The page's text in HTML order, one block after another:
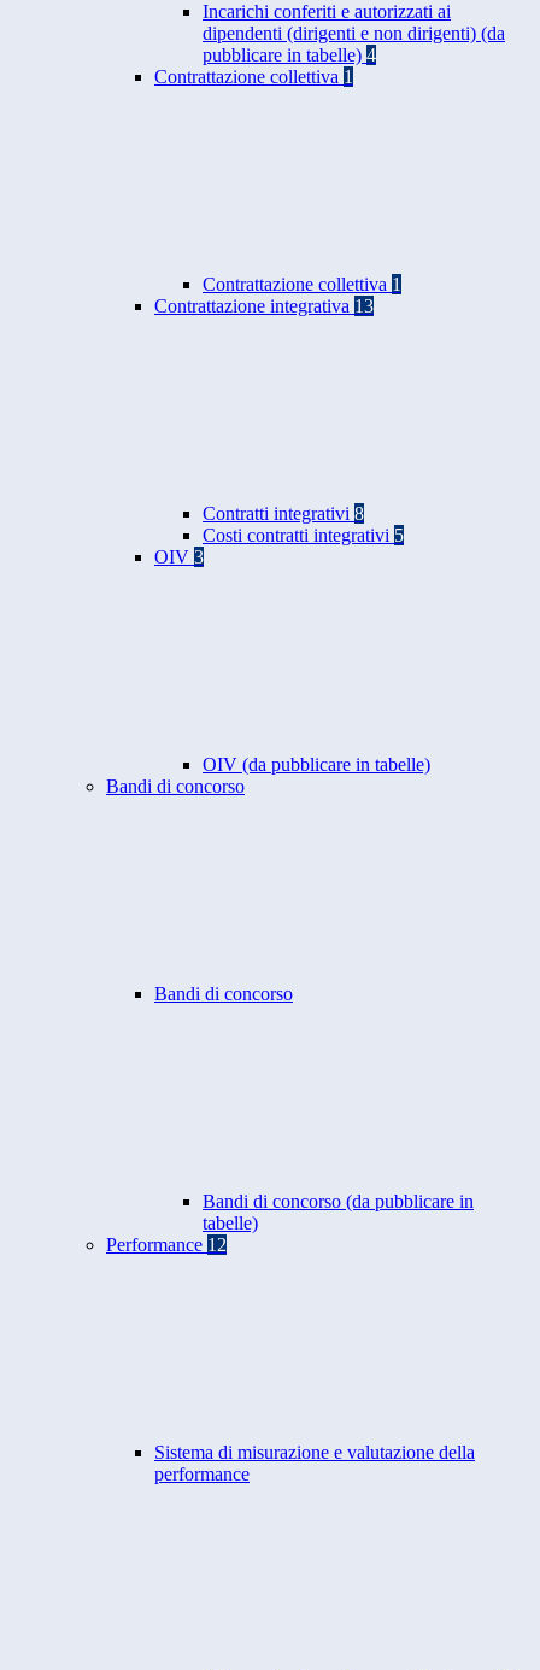
Incarichi conferiti e autorizzati ai
dipendenti (dirigenti e non dirigenti) (da
pubblicare in tabelle) 4
Contrattazione collettiva 1
Contrattazione collettiva 1
Contrattazione integrativa 13
Contratti integrativi 8
Costi contratti integrativi 5
OIV 3
OIV (da pubblicare in tabelle)
Bandi di concorso
Bandi di concorso
Bandi di concorso (da pubblicare in
tabelle)
Performance 12
Sistema di misurazione e valutazione della
performance